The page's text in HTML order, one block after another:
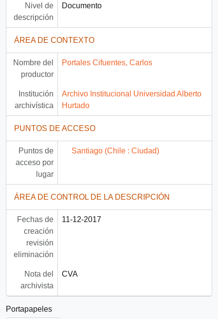
Nivel de
descripción
Documento
ÁREA DE CONTEXTO
Nombre del
productor
Portales Cifuentes, Carlos
Institución
archivística
Archivo Institucional Universidad Alberto
Hurtado
PUNTOS DE ACCESO
Puntos de
acceso por
lugar
Santiago (Chile : Ciudad)
ÁREA DE CONTROL DE LA DESCRIPCIÓN
Fechas de
creación
revisión
eliminación
11-12-2017
Nota del
archivista
CVA
Portapapeles